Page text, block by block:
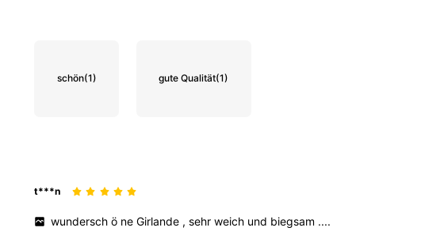
schön(1) gute Qualität(1)
t***n
wunderschö neGirlande ,sehrweich und biegsam ....